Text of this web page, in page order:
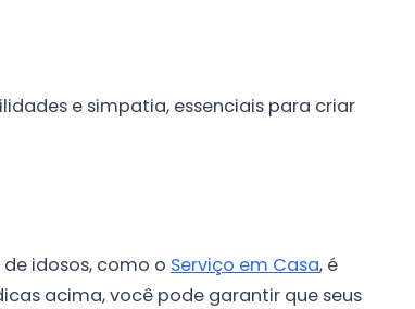
e simpatia, essenciais para criar
idosos, como o Serviço em Casa, é
acima, você pode garantir que seus